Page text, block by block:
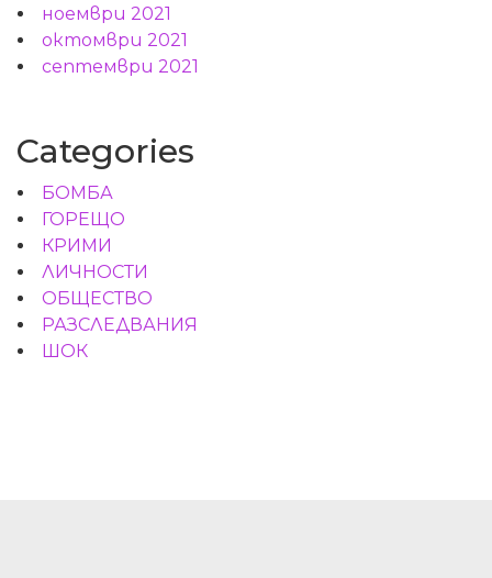
ноември 2021
октомври 2021
септември 2021
Categories
БОМБА
ГОРЕЩО
КРИМИ
ЛИЧНОСТИ
ОБЩЕСТВО
РАЗСЛЕДВАНИЯ
ШОК